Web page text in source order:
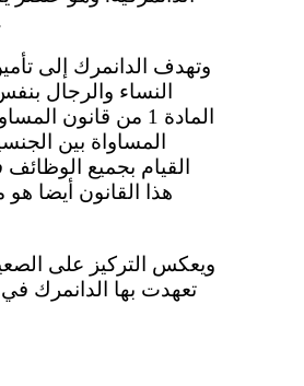
أي في جميع مناحي الحياة
وتهدف الدانمرك إلى
النساء والرجال
المادة 1 من
المساواة بين
القيام بجميع
هذا القانون أيضا
ويعكس التركيز على
تعهدت بها الدانمرك